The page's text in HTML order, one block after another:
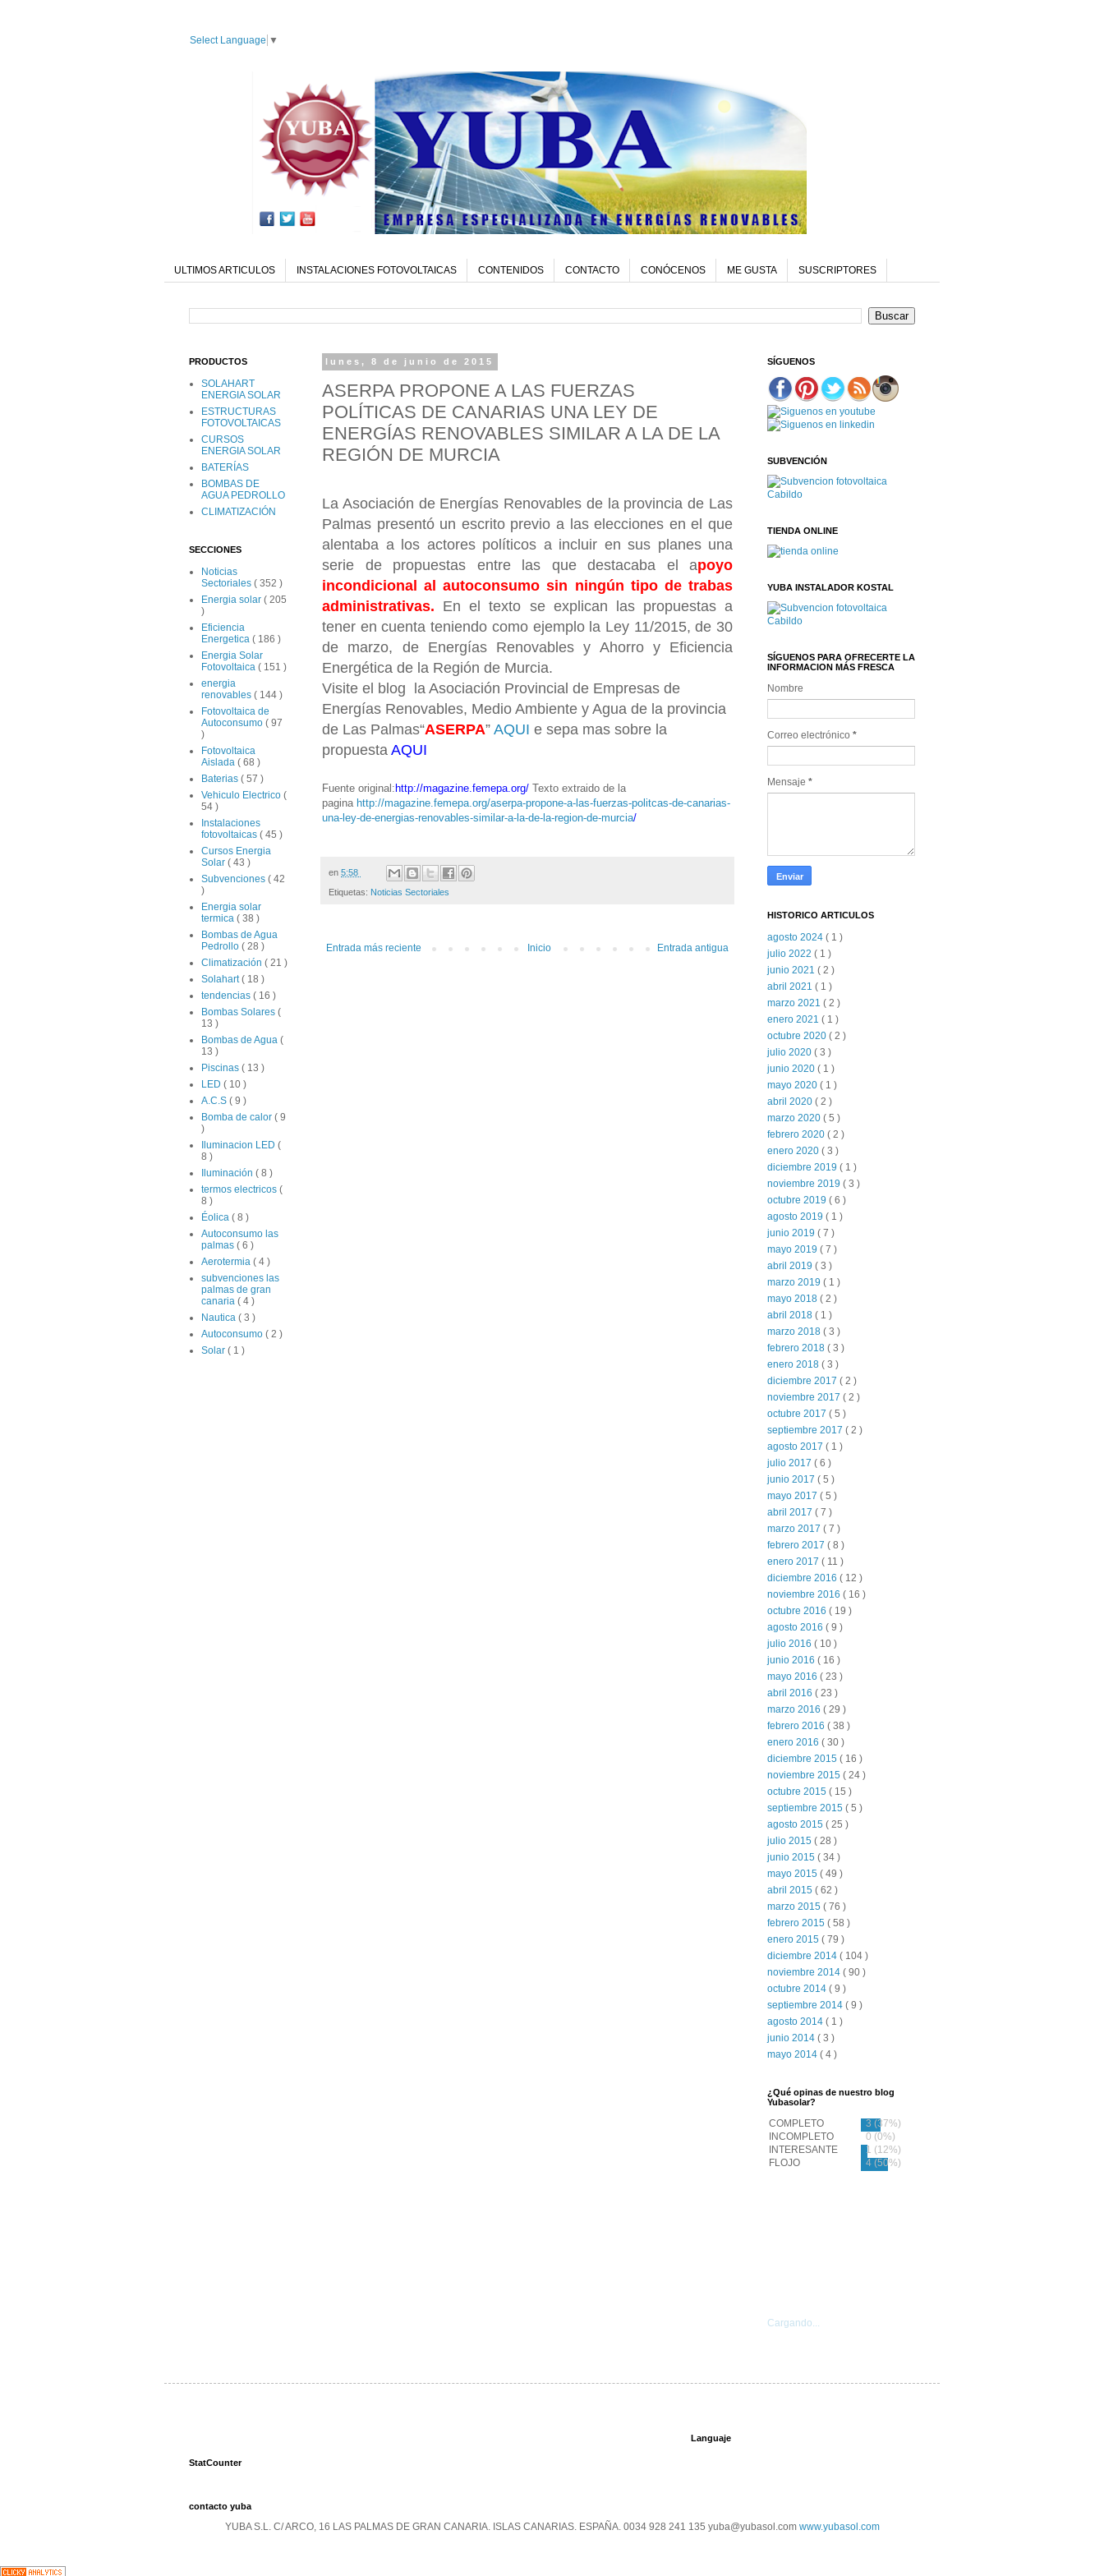
Select Language ▼
ULTIMOS ARTICULOS INSTALACIONES FOTOVOLTAICAS CONTENIDOS CONTACTO CONÓCENOS ME GUSTA SUSCRIPTORES
lunes, 8 de junio de 2015
ASERPA PROPONE A LAS FUERZAS
POLÍTICAS DE CANARIAS UNA LEY DE
ENERGÍAS RENOVABLES SIMILAR A LA DE LA
REGIÓN DE MURCIA
La Asociación de Energías Renovables de la provincia de Las
Palmas presentó un escrito previo a las elecciones en el que
alentaba a los actores políticos a incluir en sus planes una
serie de propuestas entre las que destacaba el apoyo
incondicional al autoconsumo sin ningún tipo de trabas
administrativas. En el texto se explican las propuestas a
tener en cuenta teniendo como ejemplo la Ley 11/2015, de 30
de marzo, de Energías Renovables y Ahorro y Eficiencia
Energética de la Región de Murcia.
Visite el blog la Asociación Provincial de Empresas de
Energías Renovables, Medio Ambiente y Agua de la provincia
de Las Palmas“ASERPA” AQUI e sepa mas sobre la
propuesta AQUI
Fuente original: http://magazine.femepa.org/ Texto extraido de la
pagina http://magazine.femepa.org/aserpa-propone-a-las-fuerzas-politcas-de-canarias-
una-ley-de-energias-renovables-similar-a-la-de-la-region-de-murcia/
en 5:58
Etiquetas: Noticias Sectoriales
Entrada más reciente Entrada antigua
Inicio
PRODUCTOS
SOLAHART
ENERGIA SOLAR
ESTRUCTURAS
FOTOVOLTAICAS
CURSOS
ENERGIA SOLAR
BATERÍAS
BOMBAS DE
AGUA PEDROLLO
CLIMATIZACIÓN
SECCIONES
Noticias
Sectoriales ( 352 )
Energia solar ( 205
)
Eficiencia
Energetica ( 186 )
Energia Solar
Fotovoltaica ( 151 )
energia
renovables ( 144 )
Fotovoltaica de
Autoconsumo ( 97
)
Fotovoltaica
Aislada ( 68 )
Baterias ( 57 )
Vehiculo Electrico (
54 )
Instalaciones
fotovoltaicas ( 45 )
Cursos Energia
Solar ( 43 )
Subvenciones ( 42
)
Energia solar
termica ( 38 )
Bombas de Agua
Pedrollo ( 28 )
Climatización ( 21 )
Solahart( 18 )
tendencias ( 16 )
Bombas Solares (
13 )
Bombas de Agua (
13 )
Piscinas ( 13 )
LED ( 10 )
A.C.S ( 9 )
Bomba de calor ( 9
)
Iluminacion LED (
8 )
Iluminación ( 8 )
termos electricos (
8 )
Éolica ( 8 )
Autoconsumo las
palmas ( 6 )
Aerotermia ( 4 )
subvenciones las
palmas de gran
canaria ( 4 )
Nautica ( 3 )
Autoconsumo ( 2 )
Solar ( 1 )
SÍGUENOS
SUBVENCIÓN
TIENDA ONLINE
YUBA INSTALADOR KOSTAL
SÍGUENOS PARA OFRECERTE LA
INFORMACION MÁS FRESCA
Nombre
Correo electrónico *
Mensaje *
HISTORICO ARTICULOS
agosto 2024 ( 1 )
julio 2022 ( 1 )
junio 2021 ( 2 )
abril 2021 ( 1 )
marzo 2021 ( 2 )
enero 2021 ( 1 )
octubre 2020 ( 2 )
julio 2020 ( 3 )
junio 2020 ( 1 )
mayo 2020 ( 1 )
abril 2020 ( 2 )
marzo 2020 ( 5 )
febrero 2020 ( 2 )
enero 2020 ( 3 )
diciembre 2019 ( 1 )
noviembre 2019 ( 3 )
octubre 2019 ( 6 )
agosto 2019 ( 1 )
junio 2019 ( 7 )
mayo 2019 ( 7 )
abril 2019 ( 3 )
marzo 2019 ( 1 )
mayo 2018 ( 2 )
abril 2018 ( 1 )
marzo 2018 ( 3 )
febrero 2018 ( 3 )
enero 2018 ( 3 )
diciembre 2017 ( 2 )
noviembre 2017 ( 2 )
octubre 2017 ( 5 )
septiembre 2017 ( 2 )
agosto 2017 ( 1 )
julio 2017 ( 6 )
junio 2017 ( 5 )
mayo 2017 ( 5 )
abril 2017 ( 7 )
marzo 2017 ( 7 )
febrero 2017 ( 8 )
enero 2017 ( 11 )
diciembre 2016 ( 12 )
noviembre 2016 ( 16 )
octubre 2016 ( 19 )
agosto 2016 ( 9 )
julio 2016 ( 10 )
junio 2016 ( 16 )
mayo 2016 ( 23 )
abril 2016 ( 23 )
marzo 2016 ( 29 )
febrero 2016 ( 38 )
enero 2016 ( 30 )
diciembre 2015 ( 16 )
noviembre 2015 ( 24 )
octubre 2015 ( 15 )
septiembre 2015 ( 5 )
agosto 2015 ( 25 )
julio 2015 ( 28 )
junio 2015 ( 34 )
mayo 2015 ( 49 )
abril 2015 ( 62 )
marzo 2015 ( 76 )
febrero 2015 ( 58 )
enero 2015 ( 79 )
diciembre 2014 ( 104 )
noviembre 2014 ( 90 )
octubre 2014 ( 9 )
septiembre 2014 ( 9 )
agosto 2014 ( 1 )
junio 2014 ( 3 )
mayo 2014 ( 4 )
¿Qué opinas de nuestro blog
Yubasolar?
Cargando...
StatCounter
Languaje
contacto yuba
YUBA S.L. C/ ARCO, 16 LAS PALMAS DE GRAN CANARIA. ISLAS CANARIAS. ESPAÑA. 0034 928 241 135 yuba@yubasol.com www.yubasol.com